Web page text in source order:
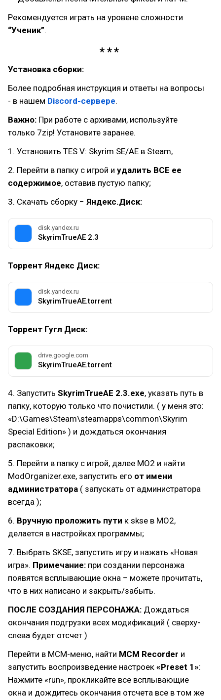
Рекомендуется играть на уровене сложности
“Ученик”.
Установка сборки:
Более подробная инструкция и ответы на вопросы
- в нашем Discord-сервере.
Важно: При работе с архивами, используйте
только 7zip! Установите заранее.
1. Установить TES V: Skyrim SE/AE в Steam,
2. Перейти в папку с игрой и удалить ВСЕ ее
содержимое, оставив пустую папку;
3. Скачать сборку − Яндекс.Диск:
disk.yandex.ru
SkyrimTrueAE 2.3
Торрент Яндекс Диск:
disk.yandex.ru
SkyrimTrueAE.torrent
Торрент Гугл Диск:
drive.google.com
SkyrimTrueAE.torrent
4. Запустить SkyrimTrueAE 2.3.exe, указать путь в
папку, которую только что почистили. ( у меня это:
«D:\Games\Steam\steamapps\common\Skyrim
Special Edition» ) и дождаться окончания
распаковки;
5. Перейти в папку с игрой, далее MO2 и найти
ModOrganizer.exe, запустить его от имени
администратора ( запускать от администратора
всегда );
6. Вручную проложить пути к skse в МО2,
делается в настройках программы;
7. Выбрать SKSE, запустить игру и нажать «Новая
игра». Примечание: при создании персонажа
появятся всплывающие окна − можете прочитать,
что в них написано и закрыть/забыть.
ПОСЛЕ СОЗДАНИЯ ПЕРСОНАЖА: Дождаться
окончания подгрузки всех модификаций ( сверху-
слева будет отсчет )
Перейти в МСМ-меню, найти MCM Recorder и
запустить воспроизведение настроек «Preset 1»:
Нажмите «run», прокликайте все всплывающие
окна и дождитесь окончания отсчета все в том же